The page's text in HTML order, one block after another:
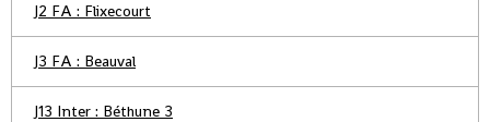
J2 FA : Flixecourt
J3 FA : Beauval
J13 Inter : Béthune 3